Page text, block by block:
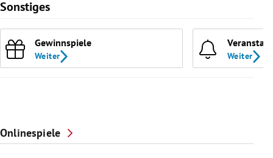
Sonstiges
Gewinnspiele
Weiter Weiter
Onlinespiele